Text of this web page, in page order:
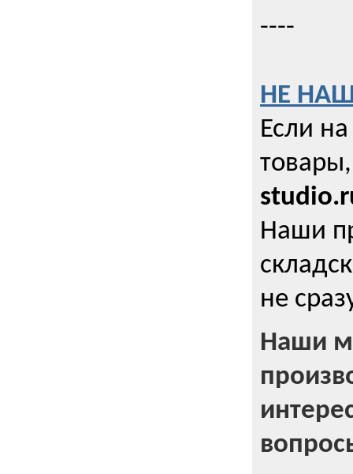
----
НЕ
Если
Наши
не
Наши